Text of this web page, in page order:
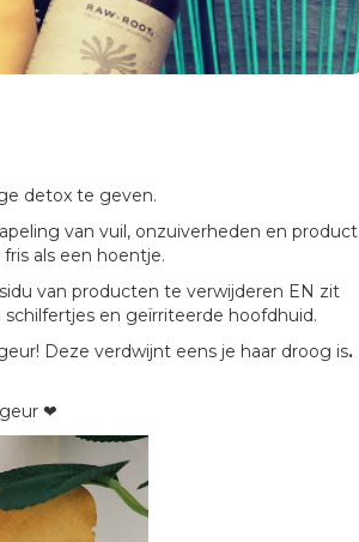
detox te geven.
van vuil, onzuiverheden en product
als een hoentje.
van producten te verwijderen EN zit
en geïrriteerde hoofdhuid.
Deze verdwijnt eens je haar droog is.
❤